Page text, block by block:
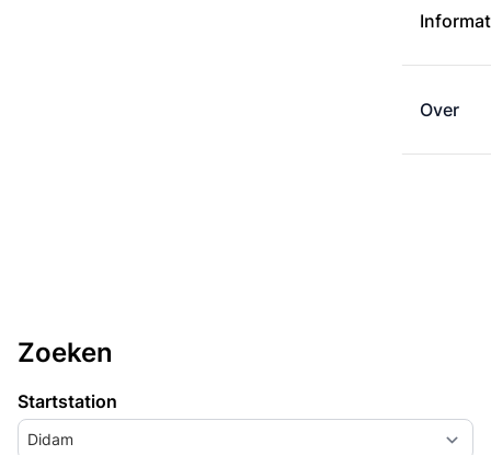
Over
Zoeken
Startstation
Didam